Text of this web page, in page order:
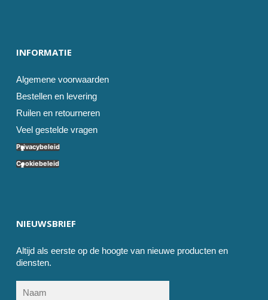
INFORMATIE
Algemene voorwaarden
Bestellen en levering
Ruilen en retourneren
Veel gestelde vragen
Privacybeleid
Cookiebeleid
NIEUWSBRIEF
Altijd als eerste op de hoogte van nieuwe producten en
diensten.